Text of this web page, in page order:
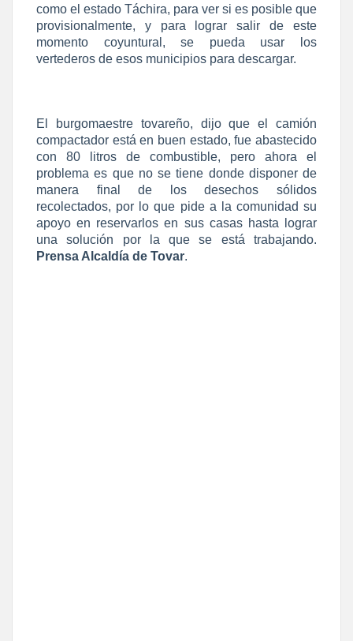
como el estado Táchira, para ver si es posible que
provisionalmente, y para lograr salir de este
momento coyuntural, se pueda usar los
vertederos de esos municipios para descargar.
El burgomaestre tovareño, dijo que el camión
compactador está en buen estado, fue abastecido
con 80 litros de combustible, pero ahora el
problema es que no se tiene donde disponer de
manera final de los desechos sólidos
recolectados, por lo que pide a la comunidad su
apoyo en reservarlos en sus casas hasta lograr
una solución por la que se está trabajando.
Prensa Alcaldía de Tovar.